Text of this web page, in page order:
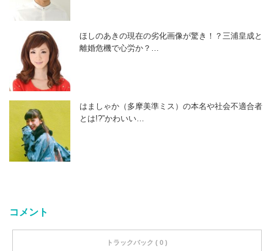
ほしのあきの現在の劣化画像が驚き！？三浦皇成と
離婚危機で心労か？…
はましゃか（多摩美準ミス）の本名や社会不適合者
とは!?”かわいい…
コメント
トラックバック ( 0 )